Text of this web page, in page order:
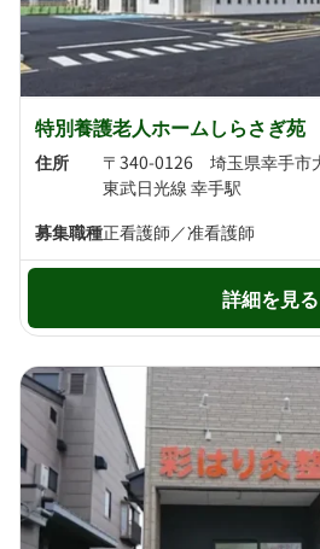
特別養護老人ホームしらさぎ苑
住所
〒340-0126 埼玉県幸手市
東武日光線 幸手駅
募集職種正看護師／准看護師
詳細を見る